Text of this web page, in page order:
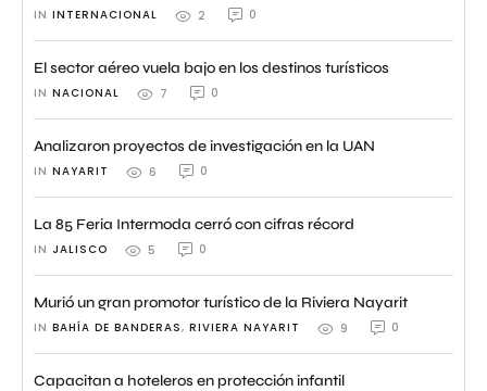
IN INTERNACIONAL 2 0
El sector aéreo vuela bajo en los destinos turísticos
IN NACIONAL 7 0
Analizaron proyectos de investigación en la UAN
IN NAYARIT 6 0
La 85 Feria Intermoda cerró con cifras récord
IN JALISCO 5 0
Murió un gran promotor turístico de la Riviera Nayarit
IN BAHÍA DE BANDERAS, RIVIERA NAYARIT 9 0
Capacitan a hoteleros en protección infantil